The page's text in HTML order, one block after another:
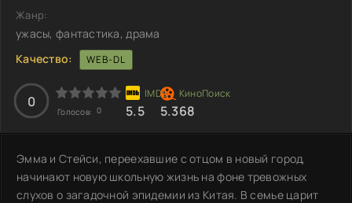
Жанр:
ужасы, фантастика, драма
Качество:
WEB-DL
0
Голосов: 0 5.5 5.368
Эмма и Стейси, переехавшие с отцом в новый город,
начинают новую школьную жизнь на фоне тревожных
слухов о загадочной эпидемии из Китая. В семье царит